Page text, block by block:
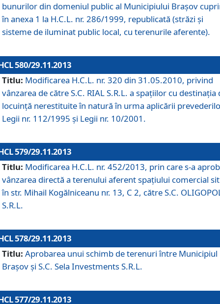
bunurilor din domeniul public al Municipiului Braşov
în anexa 1 la H.C.L. nr. 286/1999, republicată (străzi şi
sisteme de iluminat public local, cu terenurile aferente).
580/29.11.2013
Titlu: Modificarea H.C.L. nr. 320 din 31.05.2010, privind
vânzarea de către S.C. RIAL S.R.L. a spaţiilor cu destinaţia
locuinţă nerestituite în natură în urma aplicării
Legii nr. 112/1995 şi Legii nr. 10/2001.
579/29.11.2013
Titlu: Modificarea H.C.L. nr. 452/2013, prin care s-a
vânzarea directă a terenului aferent spaţiului comercial
în str. Mihail Kogălniceanu nr. 13, C 2, către S.C.
S.R.L.
578/29.11.2013
Titlu: Aprobarea unui schimb de terenuri între Municipiul
Braşov şi S.C. Sela Investments S.R.L.
577/29.11.2013